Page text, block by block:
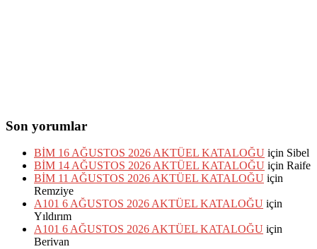
Son yorumlar
BİM 16 AĞUSTOS 2026 AKTÜEL KATALOĞU için Sibel
BİM 14 AĞUSTOS 2026 AKTÜEL KATALOĞU için Raife
BİM 11 AĞUSTOS 2026 AKTÜEL KATALOĞU için
Remziye
A101 6 AĞUSTOS 2026 AKTÜEL KATALOĞU için
Yıldırım
A101 6 AĞUSTOS 2026 AKTÜEL KATALOĞU için
Berivan